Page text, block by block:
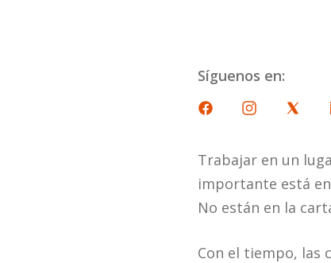
Síguenos en:
Trabajar en un
importante está
No están en la
Con el tiempo, las